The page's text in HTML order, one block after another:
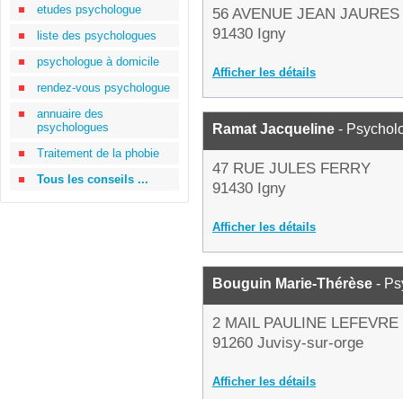
etudes psychologue
liste des psychologues
psychologue à domicile
rendez-vous psychologue
annuaire des
psychologues
Traitement de la phobie
Tous les conseils ...
56 AVENUE JEAN JAURES
91430 Igny
Afficher les détails
Ramat Jacqueline -
47 RUE JULES FERRY
91430 Igny
Afficher les détails
Bouguin Marie-Thérèse -
2 MAIL PAULINE LEFEVRE
91260 Juvisy-sur-orge
Afficher les détails